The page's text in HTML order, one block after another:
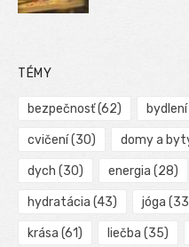
TÉMY
bezpečnosť(62) bydlení
cvičení(30) domy a
dych (30) energia (28)
hydratácia (43) jóga
krása (61) liečba (35)